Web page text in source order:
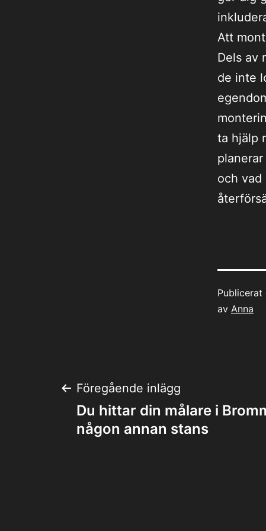
Att
Dels av
de inte
ta hjälp
och vad
Publicerat
av Anna
Föregående inlägg
Du hittar din målare i
någon annan stans